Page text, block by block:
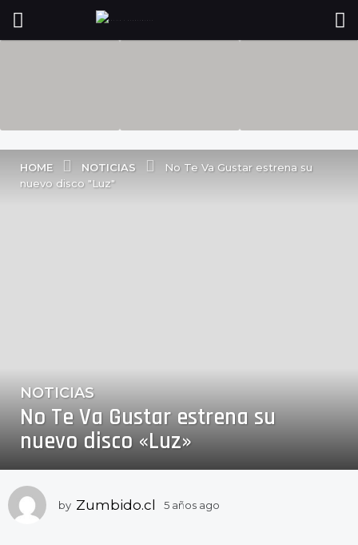
HOME NOTICIAS
No Te Va Gustar estrena su
nuevo disco "Luz"
5
a
o
s
a
g
NOTICIAS
No Te Va Gustar estrena su
nuevo disco «Luz»
by Zumbido.cl 5 años ago